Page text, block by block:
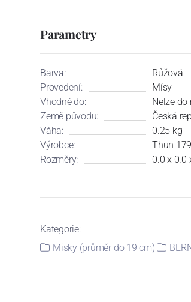
Parametry
Barva:
Růžová
Provedení:
Mísy
Vhodné do:
Nelze
Země původu:
Česká
Váha:
0.25 kg
Výrobce:
Thun
Rozměry:
0.0 x 0.0
Kategorie:
Misky (průměr do 19 cm)